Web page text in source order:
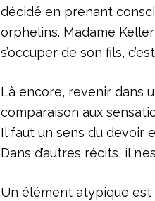
décidé en prenant
orphelins. Madame
s’occuper de son fils,
Là encore, revenir dans
comparaison aux
Il faut un sens du devoir
Dans d’autres récits, il
Un élément atypique est